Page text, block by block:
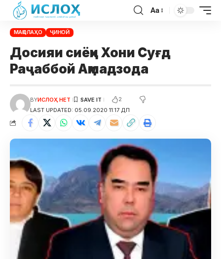
Aa
МАҚОЛАҲО ҶИНОӢ
Досияи сиёҳи Хони Суғд
Раҷаббой Аҳмадзода
LAST UPDATED: 05.09.2020 11:17 ДП
BYИСЛОҲ НЕТ 2